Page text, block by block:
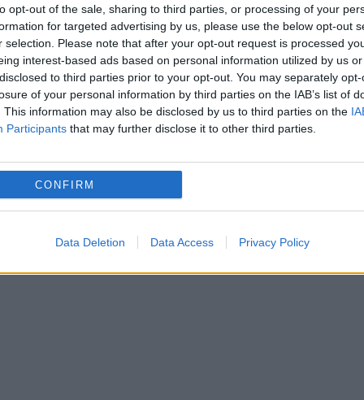
opt-out of the sale, sharing to third parties, or processing of your
for targeted advertising by us, please use the below opt-out
selection. Please note that after your opt-out request is processed
interest-based ads based on personal information utilized by us
to third parties prior to your opt-out. You may separately
of your personal information by third parties on the IAB’s list of
This information may also be disclosed by us to third parties on the
Participants that may further disclose it to other third parties.
CONFIRM
Data Deletion Data Access Privacy Policy
Scandalul de presă din jurul Rețelei
”Deontologii” s-a transformat într-un dosar
penal, aflat în lucru la Parchetul Militar
București. Informația a transmis-o chiar
site-urilor G4media,...